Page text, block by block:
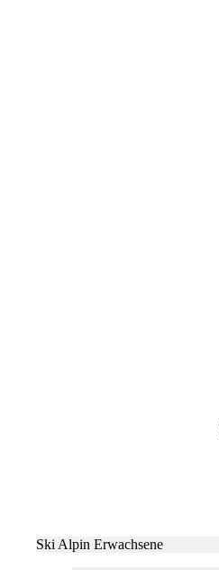
Ski Alpin Erwachsene